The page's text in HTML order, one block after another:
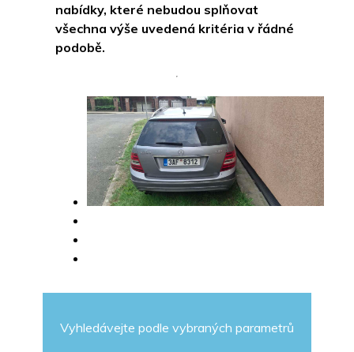
nabídky, které nebudou splňovat
všechna výše uvedená kritéria v řádné
podobě.
Vyhledávejte podle vybraných parametrů